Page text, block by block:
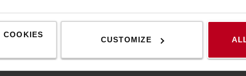
COOKIES
CUSTOMIZE
von 24-60
Haben Sie noch
dem richtigen
Kontaktieren Sie uns